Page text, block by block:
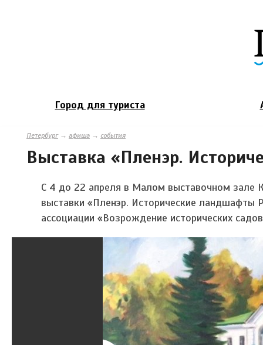
Город для туриста
Петербург→ афиша → события
Выставка «Пленэр.
С 4 до 22 апреля в Малом выставочном зале
выставки «Пленэр. Исторические ландшафты
ассоциации «Возрождение исторических